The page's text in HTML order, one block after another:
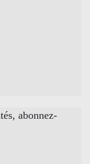
abonnez-